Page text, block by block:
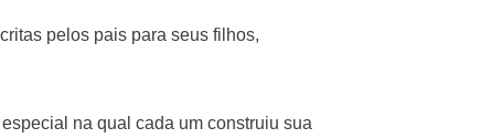
pelos pais para seus filhos,
na qual cada um construiu sua